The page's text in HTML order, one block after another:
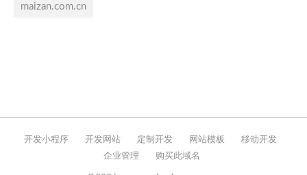
maizan.com.cn
开发小程序 开发网站 定制开发 网站模板
移动开发
企业管理
购买此域名